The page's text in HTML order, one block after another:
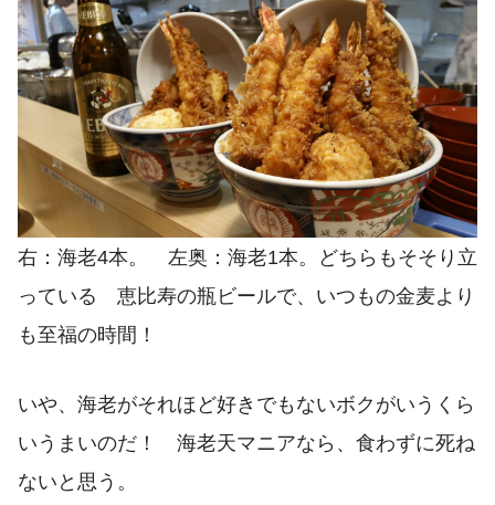
右：海老4本。 左奥：海老1本。どちらもそそり立
っている 恵比寿の瓶ビールで、いつもの金麦より
も至福の時間！
いや、海老がそれほど好きでもないボクがいうくら
いうまいのだ！ 海老天マニアなら、食わずに死ね
ないと思う。